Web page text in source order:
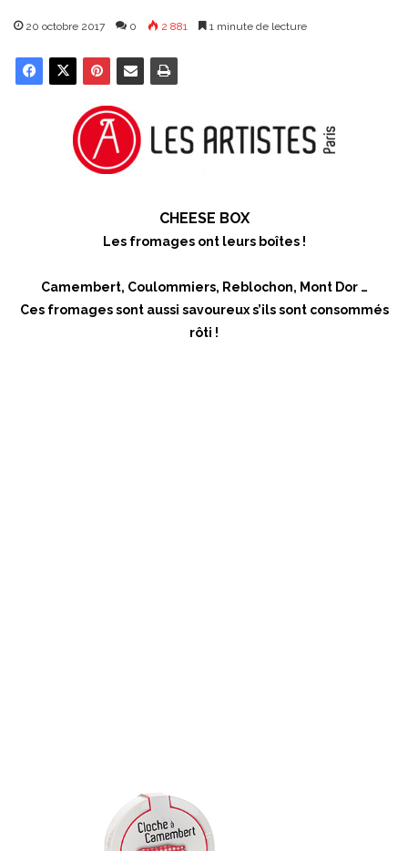
20 octobre 2017 0 2 881 1 minute de lecture
CHEESE BOX
Les fromages ont leurs boîtes !
Camembert, Coulommiers, Reblochon, Mont Dor …
Ces fromages sont aussi savoureux s’ils sont consommés
rôti !